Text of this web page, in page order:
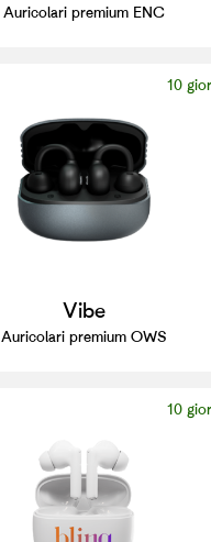
Auricolari premium ENC
10
Vibe
Auricolari premium OWS
10